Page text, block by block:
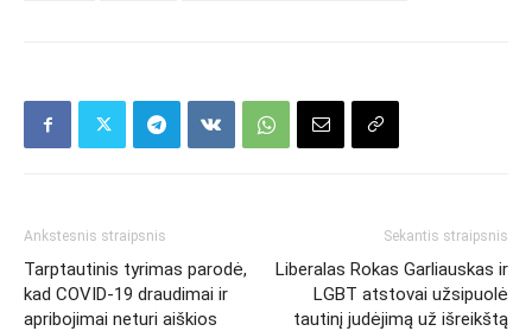
Ankstesnis straipsnis
Tarptautinis tyrimas parodė,
kad COVID-19 draudimai ir
apribojimai neturi aiškios
Sekantis straipsnis
Liberalas Rokas Garliauskas ir
LGBT atstovai užsipuolė
tautinį judėjimą už išreikštą